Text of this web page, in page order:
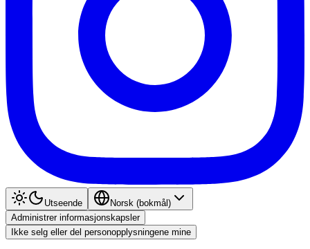
Utseende
Norsk (bokmål)
Administrer informasjonskapsler
Ikke selg eller del personopplysningene mine